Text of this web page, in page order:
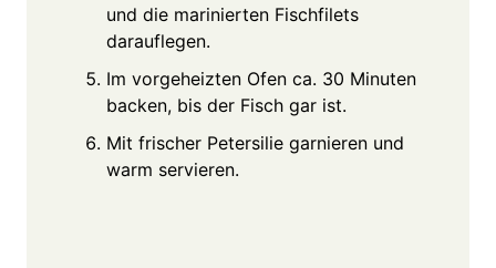
und die marinierten Fischfilets
darauflegen.
Im vorgeheizten Ofen ca. 30 Minuten
backen, bis der Fisch gar ist.
Mit frischer Petersilie garnieren und
warm servieren.